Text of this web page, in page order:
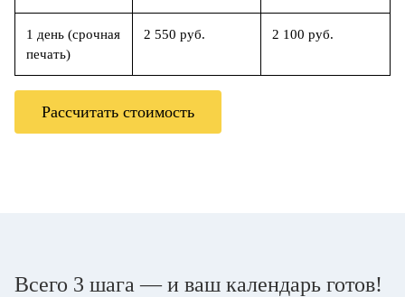
1 день (срочная
печать)
2 550 руб. 2 100 руб.
Рассчитать стоимость
Всего 3 шага — и ваш календарь готов!